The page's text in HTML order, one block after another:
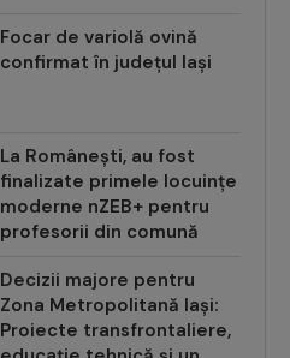
Focar de variolă ovină
confirmat în județul Iași
La Românești, au fost
finalizate primele locuințe
moderne nZEB+ pentru
profesorii din comună
Decizii majore pentru
Zona Metropolitană Iași:
Proiecte transfrontaliere,